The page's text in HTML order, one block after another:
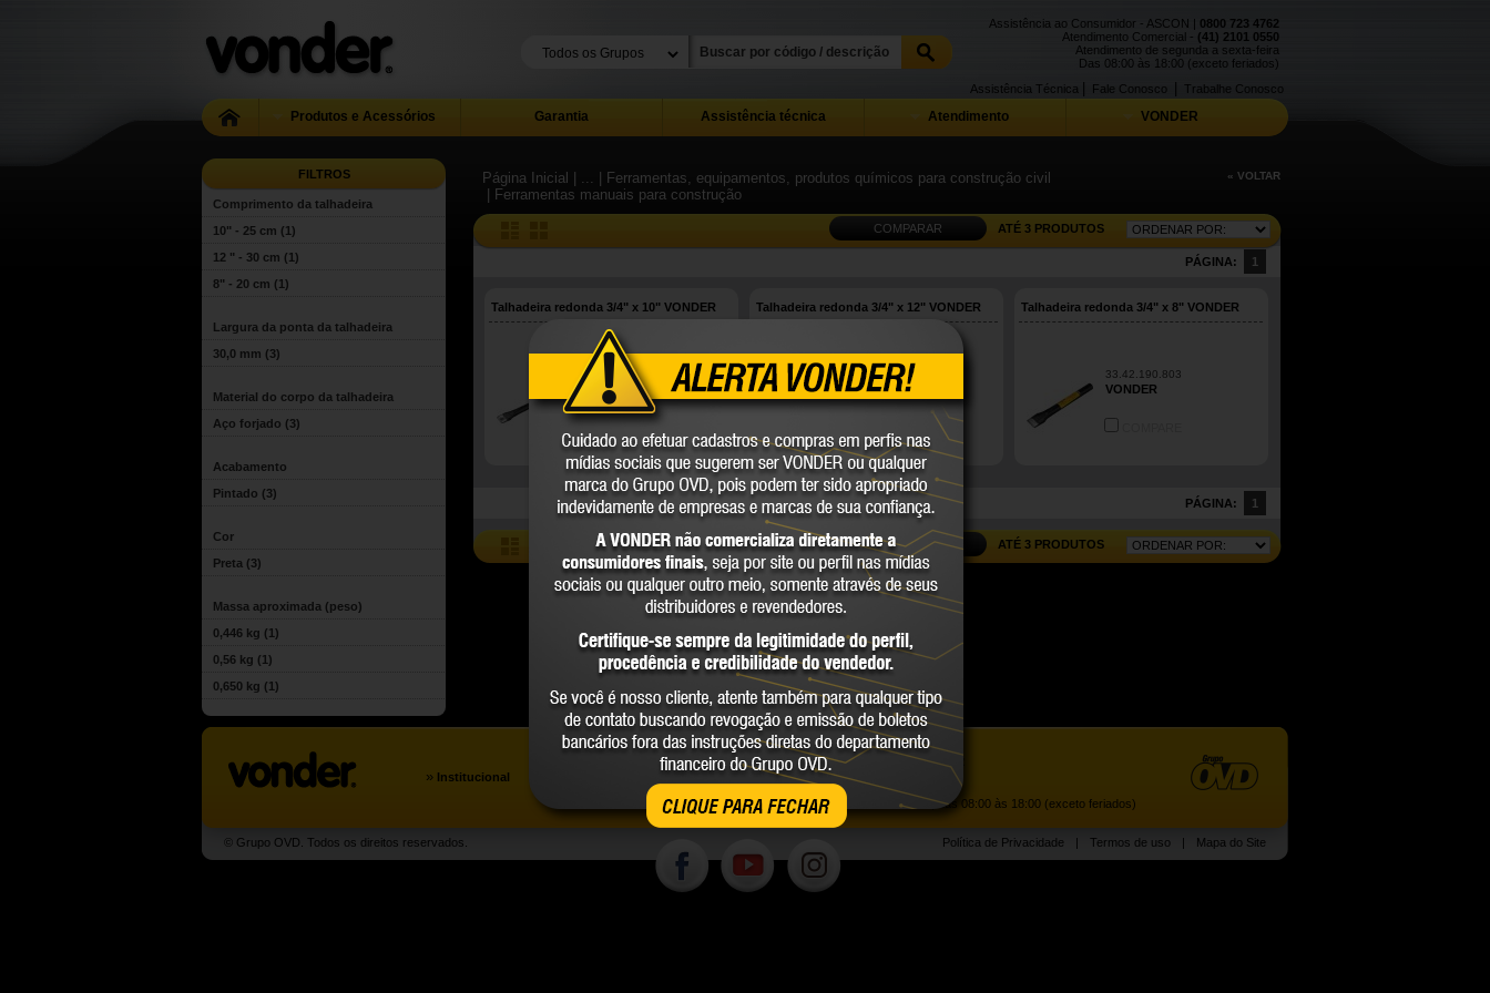
CLIQUE PARA FECHAR
Assistência ao Consumidor - ASCON | 0800 723 4762
Atendimento Comercial - (41) 2101 0550
Atendimento de segunda a sexta-feira
Das 08:00 às 18:00 (exceto feriados)
Trabalhe Conosco
Fale Conosco
Assistência Técnica
Produtos e Acessórios Garantia Assistência técnica Atendimento VONDER
FILTROS
Comprimento da talhadeira
10" - 25 cm (1)
12 " - 30 cm (1)
8" - 20 cm (1)
Largura da ponta da talhadeira
30,0 mm (3)
Material do corpo da talhadeira
Aço forjado (3)
Acabamento
Pintado (3)
Cor
Preta (3)
Massa aproximada (peso)
0,446 kg (1)
0,56 kg (1)
0,650 kg (1)
Página Inicial | ...
| Ferramentas, equipamentos, produtos químicos para construção civil
| Ferramentas manuais para construção
« VOLTAR
COMPARAR ATÉ 3 PRODUTOS
PÁGINA: 1
Talhadeira redonda 3/4" x 10" VONDER
33.42.191.003
VONDER
Talhadeira redonda 3/4" x 12" VONDER
33.42.191.203
VONDER
Talhadeira redonda 3/4" x 8" VONDER
33.42.190.803
VONDER
PÁGINA: 1
COMPARAR ATÉ 3 PRODUTOS
» Institucional
Assistência ao Consumidor |
0800 723 4762
Atendimento Comercial: |(41) 2101 0550
Atendimento de segunda a sexta-feira, das 08:00 às 18:00 (exceto feriados)
© Grupo OVD. Todos os direitos reservados. Política de Privacidade | Termos de uso | Mapa do Site